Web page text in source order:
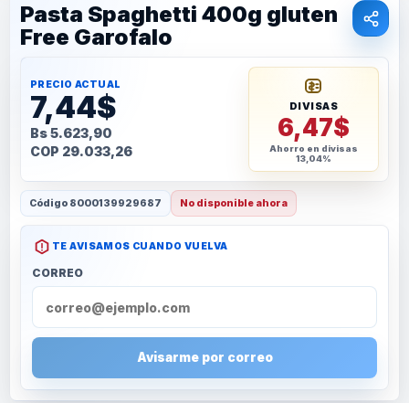
Pasta Spaghetti 400g gluten
Free Garofalo
PRECIO ACTUAL
7,44$
Bs 5.623,90
COP 29.033,26
DIVISAS
6,47$
Ahorro en divisas
13,04%
Código 8000139929687 No disponible ahora
TE AVISAMOS CUANDO VUELVA
CORREO
Avisarme por correo